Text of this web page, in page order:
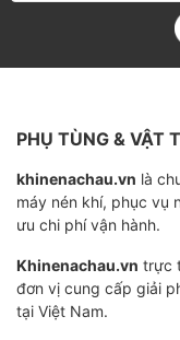
Gói không
phần cần
tháo lắp.
Thiết kế
Sử dụng
kể các sự cố
ren thông
PHỤ TÙNG & VẬT
khinenachau.vn là
máy nén khí, phục vụ
ưu chi phí vận hành.
Khinenachau.vn trực
đơn vị cung cấp giải
tại Việt Nam.